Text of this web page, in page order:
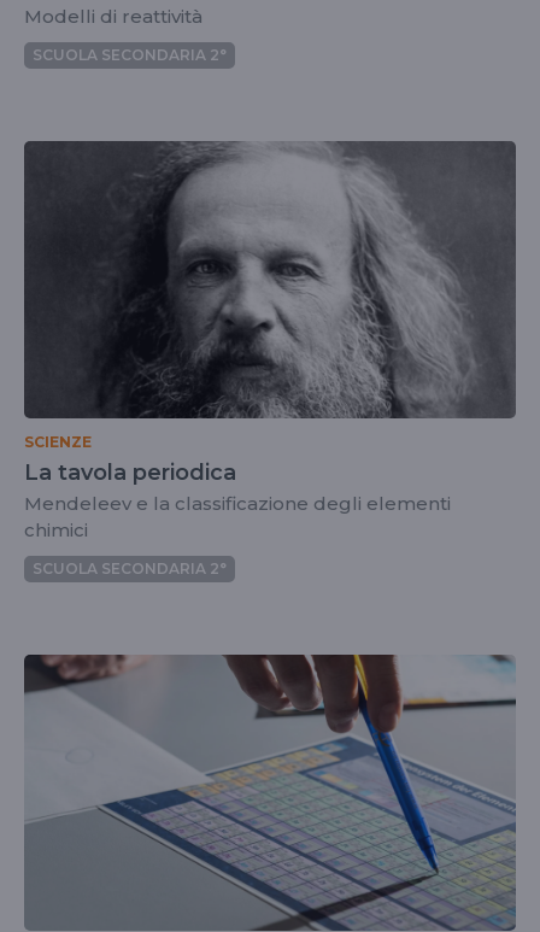
Modelli di reattività
SCUOLA SECONDARIA 2°
SCIENZE
La tavola periodica
Mendeleev e la classificazione degli elementi
chimici
SCUOLA SECONDARIA 2°